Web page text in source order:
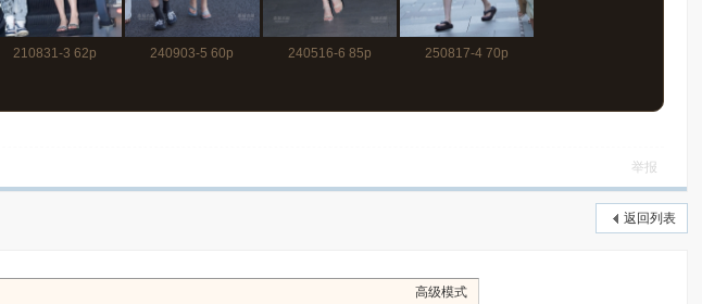
210831-3 62p 240903-5 60p 240516-6 85p 250817-4 70p
举报
返回列表
高级模式